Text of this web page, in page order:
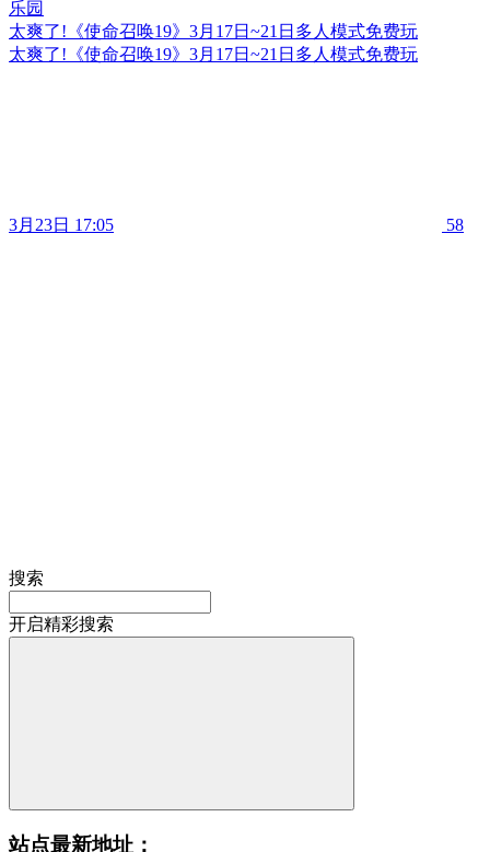
太爽了!《使命召唤19》3月17日~21日多人模式免费玩
太爽了!《使命召唤19》3月17日~21日多人模式免费玩
3月23日 17:05 58
搜索
开启精彩搜索
站点最新地址：